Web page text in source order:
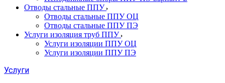
Отводы стальные ППУ
Отводы стальные ППУ ОЦ
Отводы стальные ППУ ПЭ
Услуги изоляция труб ППУ
Услуги изоляции ППУ ОЦ
Услуги изоляции ППУ ПЭ
Услуги